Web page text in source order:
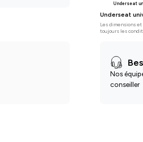
Underseat
Underseat
Les dimensions
toujours les
Nos
conseiller